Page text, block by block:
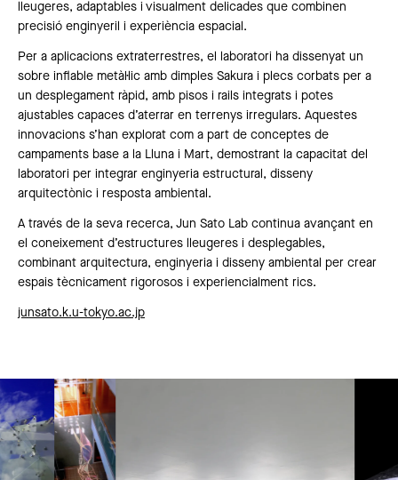
lleugeres, adaptables i visualment delicades que combinen
precisió enginyeril i experiència espacial.
Per a aplicacions extraterrestres, el laboratori ha dissenyat un
sobre inflable metàl·lic amb dimples Sakura i plecs corbats per a
un desplegament ràpid, amb pisos i rails integrats i potes
ajustables capaces d’aterrar en terrenys irregulars. Aquestes
innovacions s’han explorat com a part de conceptes de
campaments base a la Lluna i Mart, demostrant la capacitat del
laboratori per integrar enginyeria estructural, disseny
arquitectònic i resposta ambiental.
A través de la seva recerca, Jun Sato Lab continua avançant en
el coneixement d’estructures lleugeres i desplegables,
combinant arquitectura, enginyeria i disseny ambiental per crear
espais tècnicament rigorosos i experiencialment rics.
junsato.k.u-tokyo.ac.jp